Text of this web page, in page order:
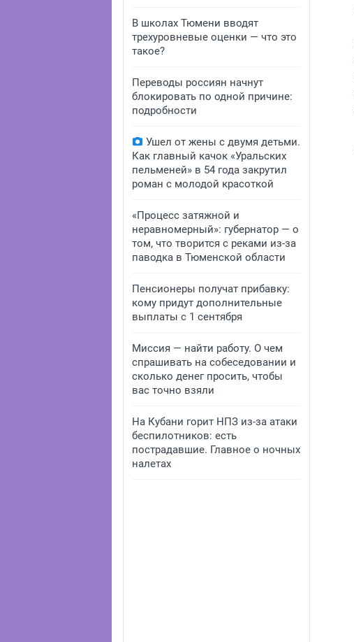
В школах Тюмени вводят
трехуровневые оценки — что это
такое?
Переводы россиян начнут
блокировать по одной причине:
подробности
Ушел от жены с двумя детьми.
Как главный качок «Уральских
пельменей» в 54 года закрутил
роман с молодой красоткой
«Процесс затяжной и
неравномерный»: губернатор — о
том, что творится с реками из-за
паводка в Тюменской области
Пенсионеры получат прибавку:
кому придут дополнительные
выплаты с 1 сентября
Миссия — найти работу. О чем
спрашивать на собеседовании и
сколько денег просить, чтобы
вас точно взяли
На Кубани горит НПЗ из-за атаки
беспилотников: есть
пострадавшие. Главное о ночных
налетах